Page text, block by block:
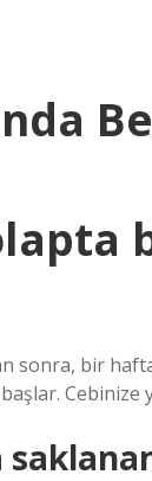
sonra, bir
Cebinize